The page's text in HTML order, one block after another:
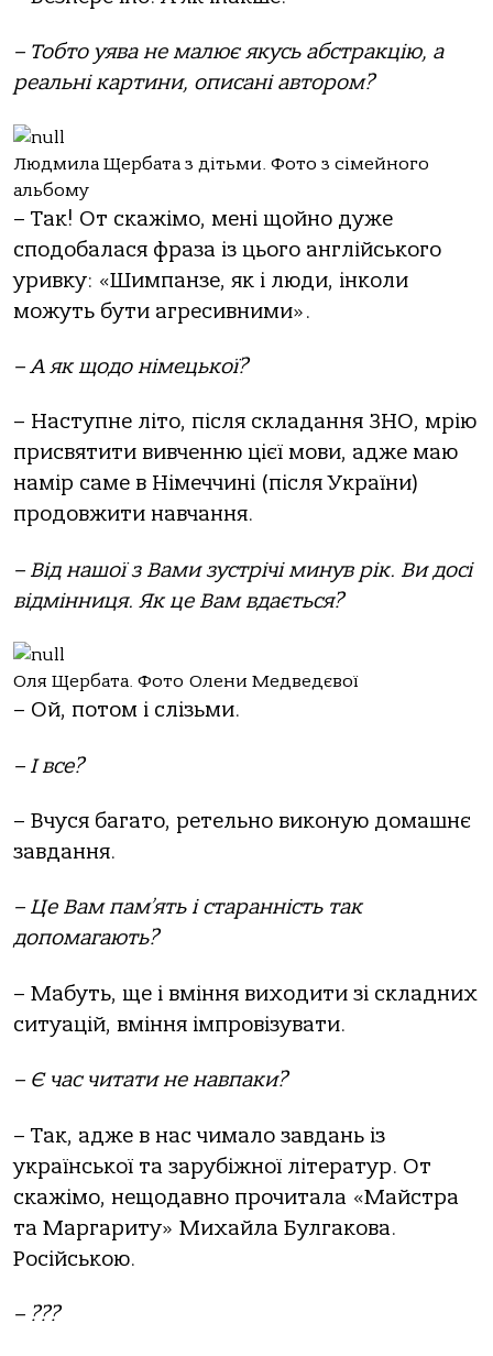
– Тобто уява не малює якусь абстракцію, а
реальні картини, описані автором?
Людмила Щербата з дітьми. Фото з сімейного
альбому
– Так! От скажімо, мені щойно дуже
сподобалася фраза із цього англійського
уривку: «Шимпанзе, як і люди, інколи
можуть бути агресивними».
– А як щодо німецької?
– Наступне літо, після складання ЗНО, мрію
присвятити вивченню цієї мови, адже маю
намір саме в Німеччині (після України)
продовжити навчання.
– Від нашої з Вами зустрічі минув рік. Ви досі
відмінниця. Як це Вам вдається?
Оля Щербата. Фото Олени Медведєвої
– Ой, потом і слізьми.
– І все?
– Вчуся багато, ретельно виконую домашнє
завдання.
– Це Вам пам’ять і старанність так
допомагають?
– Мабуть, ще і вміння виходити зі складних
ситуацій, вміння імпровізувати.
– Є час читати не навпаки?
– Так, адже в нас чимало завдань із
української та зарубіжної літератур. От
скажімо, нещодавно прочитала «Майстра
та Маргариту» Михайла Булгакова.
Російською.
– ???